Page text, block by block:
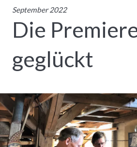
September 2022
Die
geglückt